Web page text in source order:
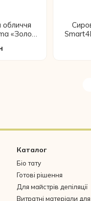
«Золоті
з SPF
зморшок
та
проти
Каталог
Біо тату
Готові рішення
Для майстрів депіляції
Витратні матеріали для